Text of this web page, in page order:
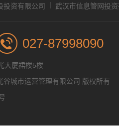
投资有限公司 | 武汉市信息管网投
027-87998090
大厦裙楼5楼
城市运营管理有限公司 版权所有